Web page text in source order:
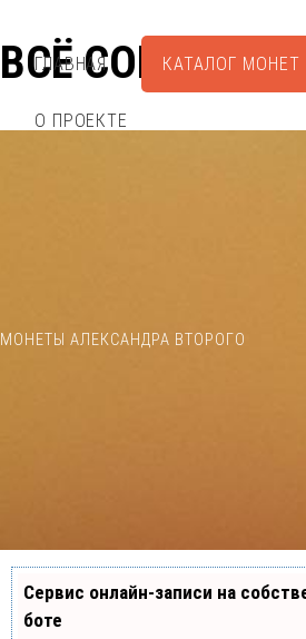
ВСЁ СОБРАЛ
ГЛАВНАЯ КАТАЛОГ МОНЕТ
О ПРОЕКТЕ
МОНЕТЫ АЛЕКСАНДРА ВТОРОГО
Сервис онлайн-записи на
боте